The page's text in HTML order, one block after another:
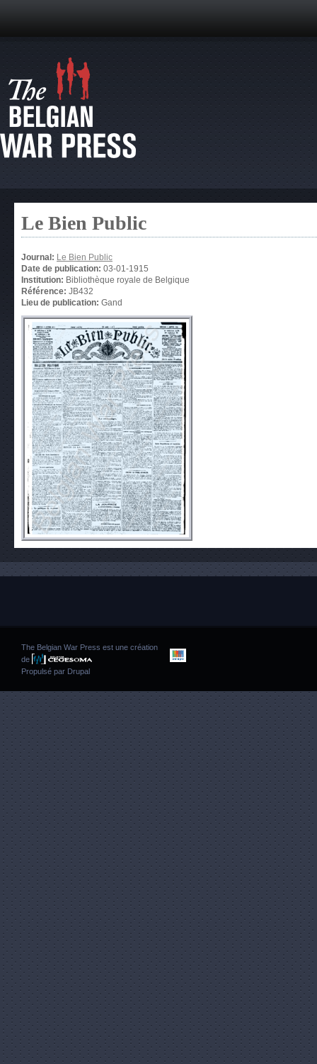
Le Bien Public
Journal: Le Bien Public
Date de publication: 03-01-1915
Institution: Bibliothèque royale de Belgique
Référence: JB432
Lieu de publication: Gand
The Belgian War Press est une création
de
Propulsé par Drupal